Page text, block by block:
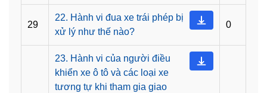
29
22. Hành vi đua xe trái phép bị
xử lý như thế nào?
0
23. Hành vi của người điều
khiển xe ô tô và các loại xe
tương tự khi tham gia giao